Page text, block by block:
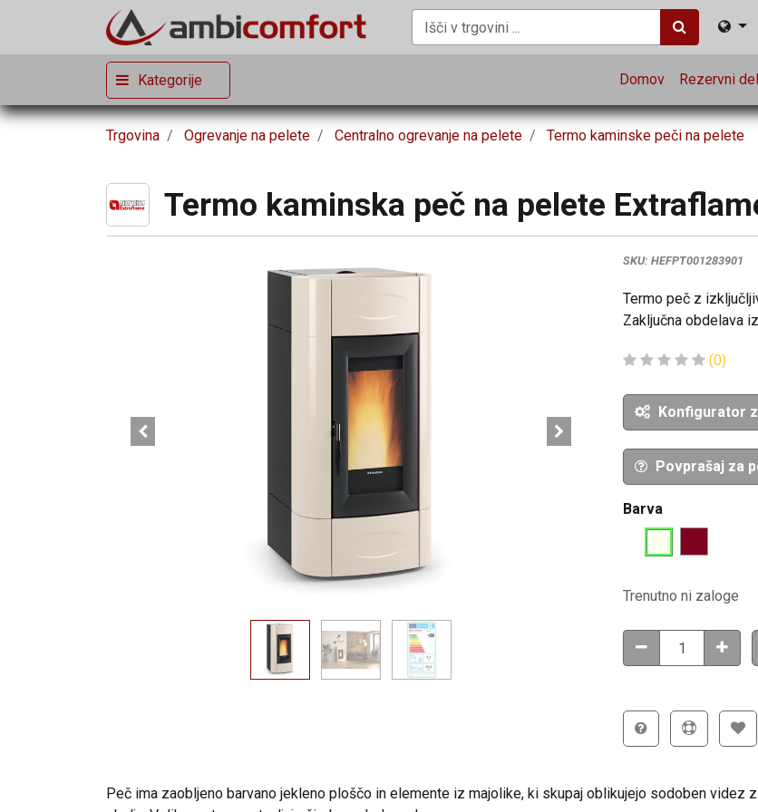
Kategorije Domov Rezervni
Trgovina Ogrevanje na pelete Centralno ogrevanje na pelete Termo kaminske peči na pelete
Termo kaminska peč na pelete
SKU: HEFPT001283901
Termo peč z
Zaključna obdelava
(0)
Konfigurator
Povprašaj za
Barva
Trenutno ni zaloge
Peč ima zaobljeno barvano jekleno ploščo in elemente iz majolike, ki skupaj oblikujejo sodoben videz